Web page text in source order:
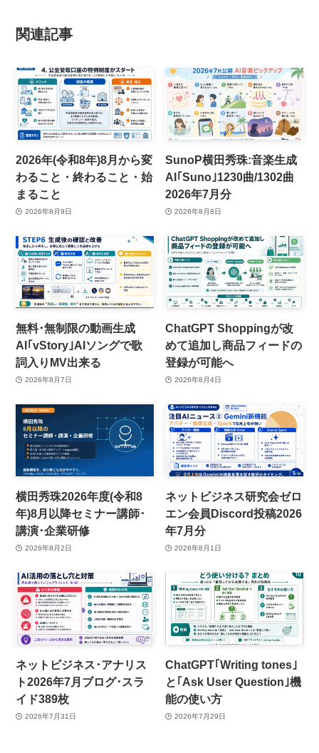
関連記事
2026年(令和8年)8月から変
わること・終わること・始
まること
2026年8月9日
SunoP横田秀珠:音楽生成
AI｢Suno｣1230曲/1302曲
2026年7月分
2026年8月8日
無料･無制限の動画生成
AI｢vStory｣AIソングで歌
詞入りMV出来る
2026年8月7日
ChatGPT Shoppingが改
めて追加し商品フィードの
登録が可能へ
2026年8月4日
横田秀珠2026年度(令和8
年)8月以降セミナー講師･
講演･企業研修
2026年8月2日
ネットビジネス研究会ゼロ
エン会員Discord投稿2026
年7月分
2026年8月1日
ネットビジネス･アナリス
ト2026年7月ブログ･スラ
イド389枚
2026年7月31日
ChatGPT｢Writing tones｣
と｢Ask User Question｣機
能の使い方
2026年7月29日